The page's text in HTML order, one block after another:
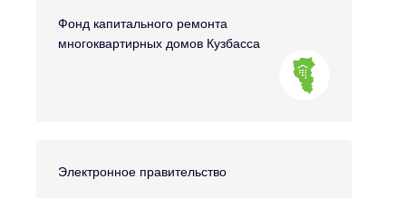
Фонд капитального ремонта
многоквартирных домов Кузбасса
Электронное правительство